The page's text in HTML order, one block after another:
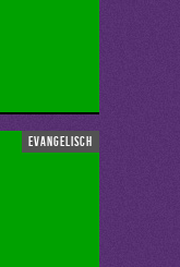
evangelisch